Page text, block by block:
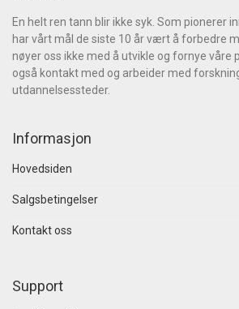
En helt ren tann blir ikke syk. Som pionerer
har vårt mål de siste 10 år vært å forbedre
nøyer oss ikke med å utvikle og fornye våre
også kontakt med og arbeider med
utdannelsessteder.
Informasjon
Hovedsiden
Salgsbetingelser
Kontakt oss
Support